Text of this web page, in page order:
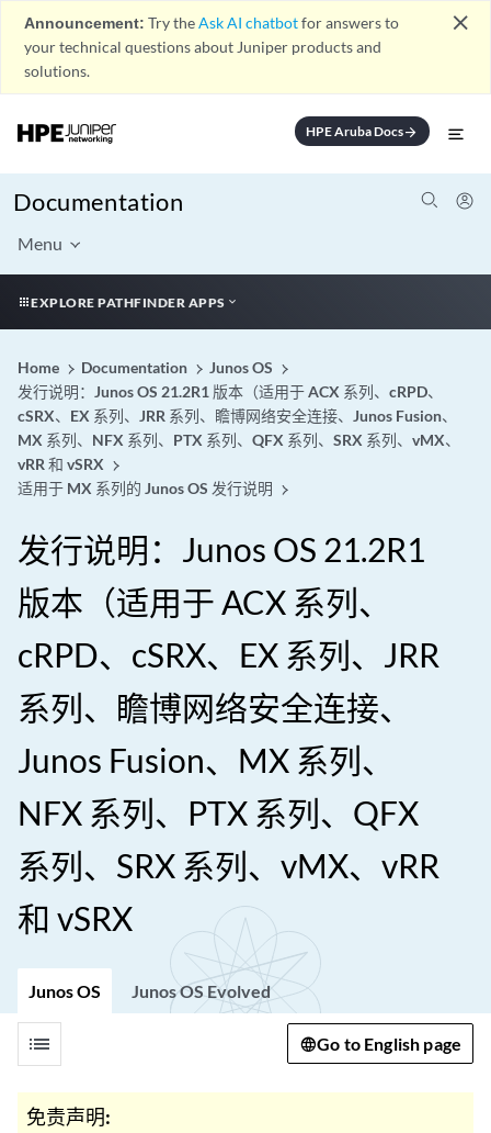
Announcement: Try theAsk AI chatbotfor answers to
your technical questions about Juniper products and
solutions.
close
HPE Aruba Docsarrow_forward
Documentation
Menu
EXPLORE PATHFINDER APPS
Home Documentation
Junos OS
发行说明：Junos OS 21.2R1 版本（适用于 ACX 系列、cRPD、
cSRX、EX 系列、JRR 系列、瞻博网络安全连接、Junos Fusion、
MX 系列、NFX 系列、PTX 系列、QFX 系列、SRX 系列、vMX、
vRR 和 vSRX
适用于 MX 系列的 Junos OS 发行说明
发行说明：Junos OS 21.2R1
版本（适用于 ACX 系列、
cRPD、cSRX、EX 系列、JRR
系列、瞻博网络安全连接、
Junos Fusion、MX 系列、
NFX 系列、PTX 系列、QFX
系列、SRX 系列、vMX、vRR
和 vSRX
Junos OS Junos OS Evolved
list Go to English page
免责声明: